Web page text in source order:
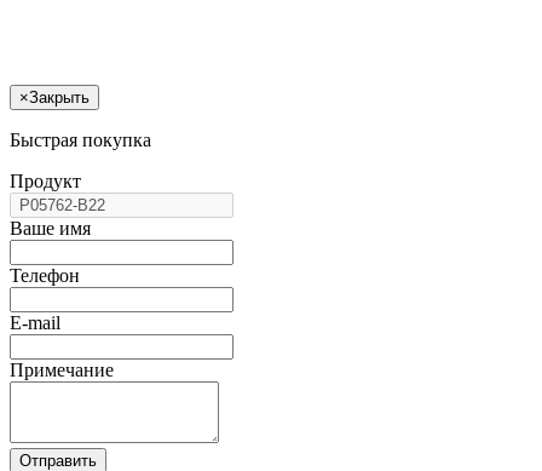
×Закрыть
Быстрая покупка
Продукт
Ваше имя
Телефон
E-mail
Примечание
Отправить